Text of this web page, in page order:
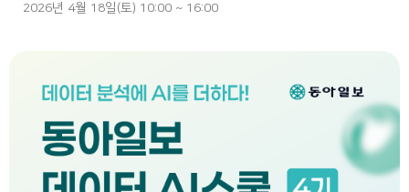
2026년 4월 18일(토) 10:00 ~ 16:00